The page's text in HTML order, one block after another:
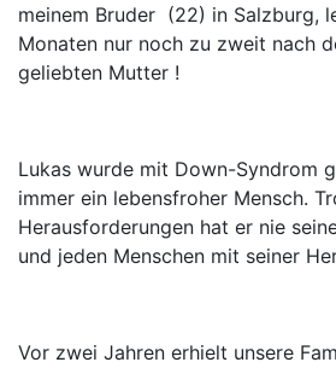
meinem Bruder (22) in Salzburg,
Monaten nur noch zu zweit nach
geliebten Mutter !
Lukas wurde mit Down-Syndrom
immer ein lebensfroher Mensch.
Herausforderungen hat er nie
und jeden Menschen mit seiner
Vor zwei Jahren erhielt unsere